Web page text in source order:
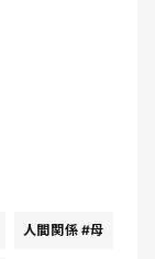
残ってそう。
はず。
人間関係 #母